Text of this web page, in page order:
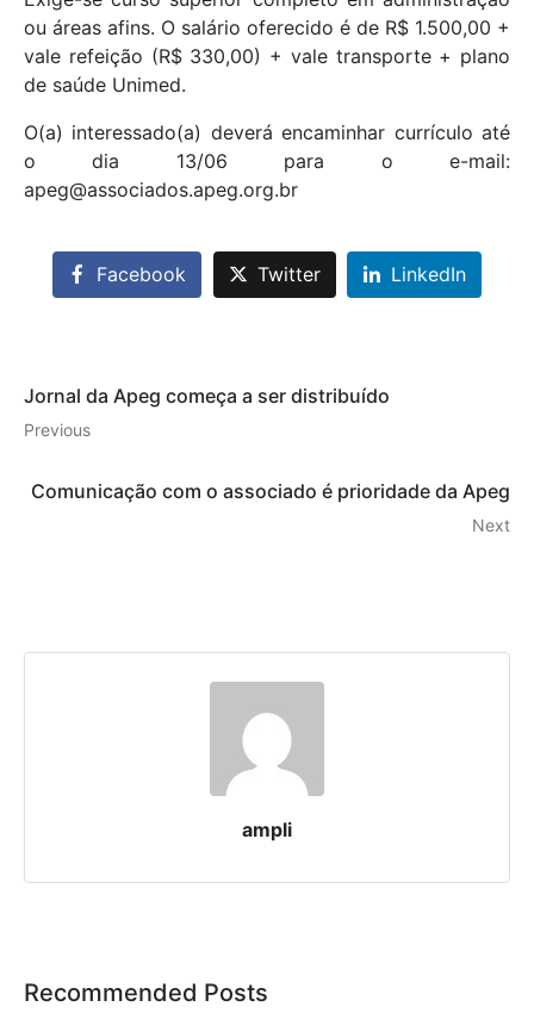
ou áreas afins. O salário oferecido é de R$ 1.500,00 +
vale refeição (R$ 330,00) + vale transporte + plano
de saúde Unimed.
O(a) interessado(a) deverá encaminhar currículo até
o dia 13/06 para o e-mail:
apeg@associados.apeg.org.br
Facebook Twitter LinkedIn
Jornal da Apeg começa a ser distribuído
Previous
Comunicação com o associado é prioridade da Apeg
Next
ampli
Recommended Posts